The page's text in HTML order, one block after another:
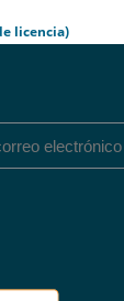
licencia)